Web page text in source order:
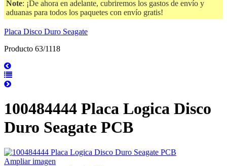
Note: ¡De ahora en adelante, cubriremos los gastos de envío y
aduanas para todos los paquetes con envío gratis!
Placa Disco Duro Seagate
Producto 63/1118
100484444 Placa Logica Disco
Duro Seagate PCB
Ampliar imagen